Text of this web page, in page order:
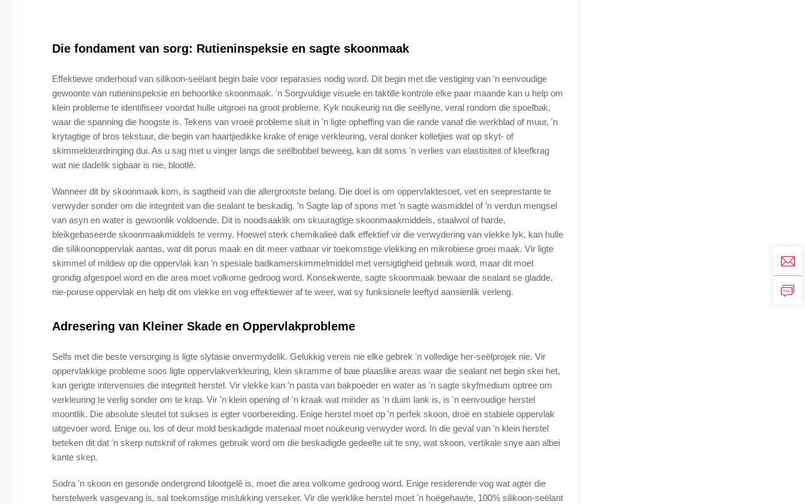
Die fondament van sorg: Rutieninspeksie en sagte skoonmaak
Effektiewe onderhoud van silikoon-seëlant begin baie voor reparasies nodig word. Dit begin met die vestiging van 'n eenvoudige
gewoonte van rutieninspeksie en behoorlike skoonmaak. 'n Sorgvuldige visuele en taktille kontrole elke paar maande kan u help om
klein probleme te identifiseer voordat hulle uitgroei na groot probleme. Kyk noukeurig na die seëllyne, veral rondom die spoelbak,
waar die spanning die hoogste is. Tekens van vroeë probleme sluit in 'n ligte opheffing van die rande vanaf die werkblad of muur, 'n
krytagtige of bros tekstuur, die begin van haartjiedikke krake of enige verkleuring, veral donker kolletjies wat op skyt- of
skimmeldeurdringing dui. As u sag met u vinger langs die seëlbobbel beweeg, kan dit soms 'n verlies van elastisiteit of kleefkrag
wat nie dadelik sigbaar is nie, blootlê.
Wanneer dit by skoonmaak kom, is sagtheid van die allergrootste belang. Die doel is om oppervlaktesoet, vet en seeprestante te
verwyder sonder om die integriteit van die sealant te beskadig. ’n Sagte lap of spons met ’n sagte wasmiddel of ’n verdun mengsel
van asyn en water is gewoonlik voldoende. Dit is noodsaaklik om skuuragtige skoonmaakmiddels, staalwol of harde,
bleikgebaseerde skoonmaakmiddels te vermy. Hoewel sterk chemikalieë dalk effektief vir die verwydering van vlekke lyk, kan hulle
die silikoonoppervlak aantas, wat dit porus maak en dit meer vatbaar vir toekomstige vlekking en mikrobiese groei maak. Vir ligte
skimmel of mildew op die oppervlak kan ’n spesiale badkamerskimmelmiddel met versigtigheid gebruik word, maar dit moet
grondig afgespoel word en die area moet volkome gedroog word. Konsekwente, sagte skoonmaak bewaar die sealant se gladde,
nie-poruse oppervlak en help dit om vlekke en vog effektiewer af te weer, wat sy funksionele leeftyd aansienlik verleng.
Adresering van Kleiner Skade en Oppervlakprobleme
Selfs met die beste versorging is ligte slytasie onvermydelik. Gelukkig vereis nie elke gebrek 'n volledige her-seëlprojek nie. Vir
oppervlakkige probleme soos ligte oppervlakverkleuring, klein skramme of baie plaaslike areas waar die sealant net begin skei het,
kan gerigte intervensies die integriteit herstel. Vir vlekke kan 'n pasta van bakpoeder en water as 'n sagte skyfmedium optree om
verkleuring te verlig sonder om te krap. Vir 'n klein opening of 'n kraak wat minder as 'n duim lank is, is 'n eenvoudige herstel
moontlik. Die absolute sleutel tot sukses is egter voorbereiding. Enige herstel moet op 'n perfek skoon, droë en stabiele oppervlak
uitgevoer word. Enige ou, los of deur mold beskadigde materiaal moet noukeurig verwyder word. In die geval van 'n klein herstel
beteken dit dat 'n skerp nutsknif of rakmes gebruik word om die beskadigde gedeelte uit te sny, wat skoon, vertikale snye aan albei
kante skep.
Sodra 'n skoon en gesonde ondergrond blootgelê is, moet die area volkome gedroog word. Enige residerende vog wat agter die
herstelwerk vasgevang is, sal toekomstige mislukking verseker. Vir die werklike herstel moet 'n hoëgehawte, 100% silikoon-seëlant